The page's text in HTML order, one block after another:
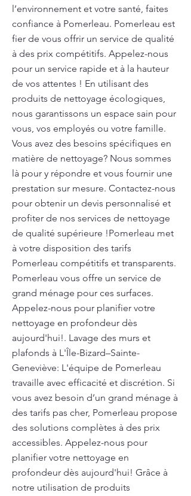
l’environnement et votre santé, faites
confiance à Pomerleau. Pomerleau est
fier de vous offrir un service de qualité
à des prix compétitifs. Appelez-nous
pour un service rapide et à la hauteur
de vos attentes ! En utilisant des
produits de nettoyage écologiques,
nous garantissons un espace sain pour
vous, vos employés ou votre famille.
Vous avez des besoins spécifiques en
matière de nettoyage? Nous sommes
là pour y répondre et vous fournir une
prestation sur mesure. Contactez-nous
pour obtenir un devis personnalisé et
profiter de nos services de nettoyage
de qualité supérieure !Pomerleau met
à votre disposition des tarifs
Pomerleau compétitifs et transparents.
Pomerleau vous offre un service de
grand ménage pour ces surfaces.
Appelez-nous pour planifier votre
nettoyage en profondeur dès
aujourd'hui!. Lavage des murs et
plafonds à L'Île-Bizard–Sainte-
Geneviève: L'équipe de Pomerleau
travaille avec efficacité et discrétion. Si
vous avez besoin d’un grand ménage à
des tarifs pas cher, Pomerleau propose
des solutions complètes à des prix
accessibles. Appelez-nous pour
planifier votre nettoyage en
profondeur dès aujourd'hui! Grâce à
notre utilisation de produits